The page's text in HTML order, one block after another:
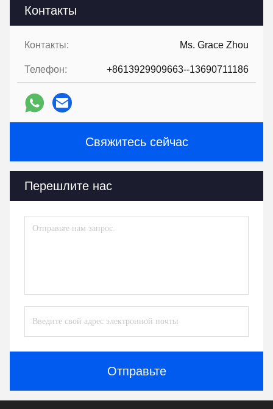
Контакты
Контакты: Ms. Grace Zhou
Телефон: +8613929909663--13690711186
Свяжитесь сейчас
Перешлите нас
Отправьте